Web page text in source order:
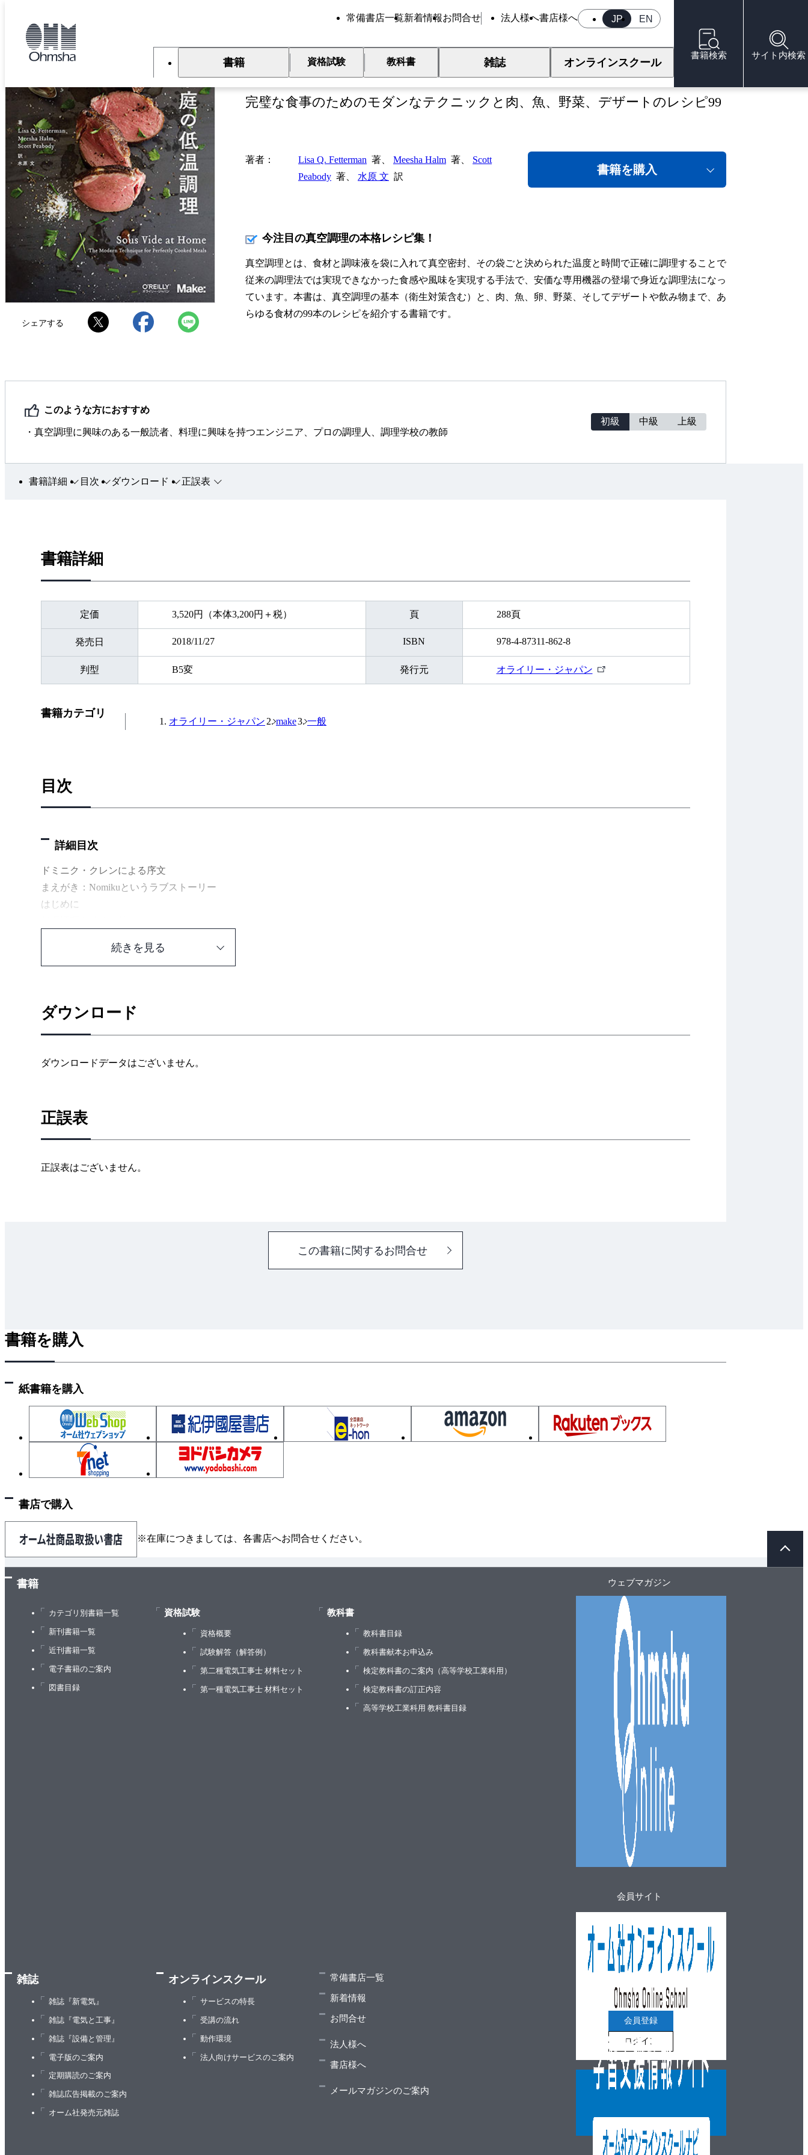
JP EN
常備書店一覧新着情報お問合せ 法人様へ書店様へ
書籍 資格試験 教科書 雑誌 オンラインスクール
書籍検索 サイト内検索
家庭の低温調理
完璧な食事のためのモダンなテクニックと肉、魚、野菜、デザートのレシピ99
シェアする
著者 Lisa Q. Fetterman 著、 Meesha Halm 著、 Scott
Peabody 著、 水原 文 訳
書籍を購入
今注目の真空調理の本格レシピ集！
真空調理とは、食材と調味液を袋に入れて真空密封、その袋ごと決められた温度と時間で正確に調理することで
従来の調理法では実現できなかった食感や風味を実現する手法で、安価な専用機器の登場で身近な調理法になっ
ています。本書は、真空調理の基本（衛生対策含む）と、肉、魚、卵、野菜、そしてデザートや飲み物まで、あ
らゆる食材の99本のレシピを紹介する書籍です。
このような方におすすめ
・真空調理に興味のある一般読者、料理に興味を持つエンジニア、プロの調理人、調理学校の教師
初級 中級 上級
書籍詳細 目次 ダウンロード 正誤表
書籍詳細
定価 3,520円（本体3,200円＋税） 頁 288頁
発売日 2018/11/27 ISBN 978-4-87311-862-8
判型 B5変 発行元 オライリー・ジャパン
外
部
書籍カテゴリ
オライリー・ジャパン make 一般
目次
詳細目次
ドミニク・クレンによる序文
まえがき：Nomikuというラブストーリー
はじめに
じっくり（63℃）ポーチドエッグ
エッグ・フロレンティーンと泡立てのいらないオランデーズソース
卵黄のフライ
2章 魚介類
オヒョウのトスターダ
鶏レバーのムース、グリルしたパンとイチジク添え
鶏手羽のジャークチキン
チキンカツ
ベトナム風カラメルチキン
チキンティッカマサラ
ツォ将軍のチキン
完璧なフライドチキンとワッフル、ハチミツホットソースのシロップがけ
鴨のむね肉とアプリコットのモスタルダ
鴨のモレ・ロホ
七面鳥のミートボール、モッツァレッラチーズとバジル詰め
感謝祭の七面鳥
モロッコ風ラム肉のミートボール
豚肉のサテとピーナッツソース
台湾風豚ばら肉の蒸しパンサンドイッチ
豚角煮ラーメン
カロライナ風プルドポークのサンドイッチ
アスパラガスのグリルとロメスコソース
サツマイモのタコス
サヤインゲンのアマンディーヌ
冬カボチャのタイグリーンカレー
イギリス風チップス
完璧なマッシュポテト
カリフラワーのガラムマサラ風味
続きを見る
ダウンロード
ダウンロードデータはございません。
正誤表
正誤表はございません。
この書籍に関するお問合せ
書籍を購入
紙書籍を購入
書店で購入
※在庫につきましては、各書店へお問合せください。
書籍
カテゴリ別書籍一覧
新刊書籍一覧
近刊書籍一覧
電子書籍のご案内
図書目録
資格試験
資格概要
試験解答（解答例）
第二種電気工事士 材料セット
第一種電気工事士 材料セット
教科書
教科書目録
教科書献本お申込み
検定教科書のご案内（高等学校工業科用）
検定教科書の訂正内容
高等学校工業科用 教科書目録
雑誌
雑誌『新電気』
雑誌『電気と工事』
雑誌『設備と管理』
電子版のご案内
定期購読のご案内
雑誌広告掲載のご案内
オーム社発売元雑誌
オンラインスクール
サービスの特長
受講の流れ
動作環境
法人向けサービスのご案内
常備書店一覧
新着情報
お問合せ
法人様へ
書店様へ
メールマガジンのご案内
ウェブマガジン
会員サイト
会員登録
ログイン